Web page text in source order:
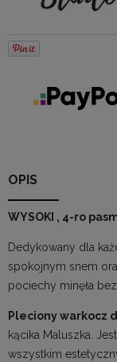
OPIS
WYSOKI , 4-ro
Dedykowany dla
spokojnym snem
pociechy minęła
Pleciony warkocz
kącika Maluszka.
wszystkim